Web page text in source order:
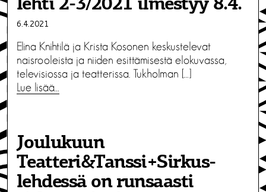
lehti 2-3/2021 ilmestyy 8.4.
6.4.2021
Elina Knihtilä ja Krista Kosonen keskustelevat
naisrooleista ja niiden esittämisestä elokuvassa,
televisiossa ja teatterissa. Tukholman […]
Lue lisää…
Joulukuun
Teatteri&Tanssi+Sirkus-
lehdessä on runsaasti